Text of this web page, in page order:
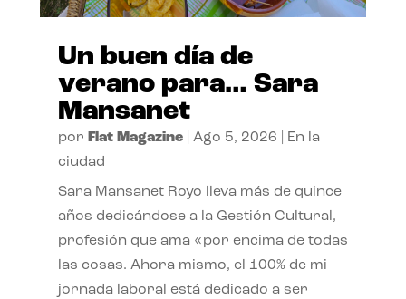
Un buen día de
verano para… Sara
Mansanet
por Flat Magazine| Ago 5, 2026
En la
ciudad
Sara Mansanet Royo lleva más de quince
años dedicándose a la Gestión Cultural,
profesión que ama «por encima de todas
las cosas. Ahora mismo, el 100% de mi
jornada laboral está dedicado a ser